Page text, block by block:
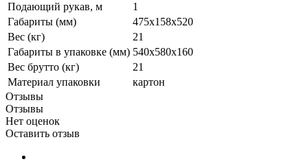
Подающий рукав, м
1
Габариты (мм)
475х158х520
Вес (кг)
21
Габариты в упаковке (мм) 540х580х160
Вес брутто (кг)
21
Материал упаковки
картон
Отзывы
Отзывы
Нет оценок
Оставить отзыв